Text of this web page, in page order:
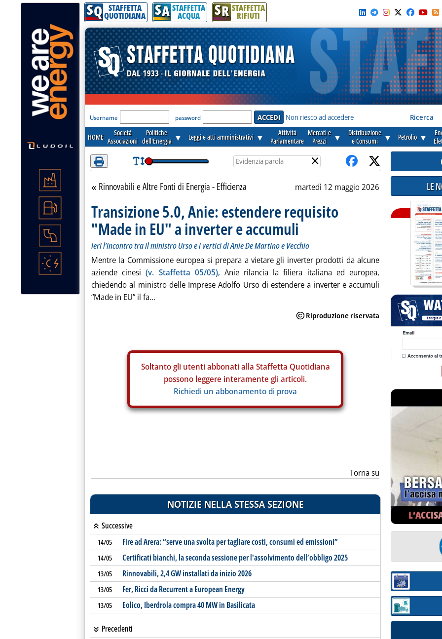
Attenzione! Esegui l'accesso per lèggere interamente la notizia.
SQ STAFFETTA
QUOTIDIANA SA STAFFETTA
ACQUA SR STAFFETTA
RIFIUTI
'Modulo Login per accedere'
Username password Non riesco ad accedere Ricerca
HOME
Società
Associazioni
Politiche
dell'Energia ▼ Leggi e atti amministrativi ▼
Attività
Parlamentare
Mercati e
Prezzi
▼
Distribuzione
e Consumi
▼ Petrolio ▼
×
Torna alla sezione
Rinnovabili e Altre Fonti di Energia - Efficienza martedì 12 maggio 2026
Transizione 5.0, Anie: estendere requisito
"Made in EU" a inverter e accumuli
Ieri l’incontro tra il ministro Urso e i vertici di Anie De Martino e Vecchio
Mentre la Commissione europea si prepara a vietare gli inverter prodotti da alcune
aziende cinesi(v. Staffetta 05/05), Anie rilancia la filiera italiana ed europea,
chiedendo al ministro delle Imprese Adolfo Urso di estendere a inverter e accumuli
“Made in EU” il fa...
Soltanto gli utenti abbonati alla Staffetta Quotidiana
possono leggere interamente gli articoli.
Richiedi un abbonamento di prova
Torna su
NOTIZIE NELLA STESSA SEZIONE
Successive
14/05 Fire ad Arera: “serve una svolta per tagliare costi, consumi ed emissioni”
14/05 Certificati bianchi, la seconda sessione per l'assolvimento dell’obbligo 2025
13/05 Rinnovabili, 2,4 GW installati da inizio 2026
13/05 Fer, Ricci da Recurrent a European Energy
13/05 Eolico, Iberdrola compra 40 MW in Basilicata
Precedenti
LE
Sezione:
Sezione: